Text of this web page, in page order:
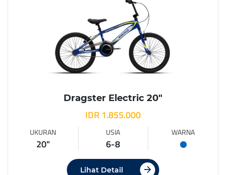
Dragster Electric 20″
IDR 1.855.000
UKURAN
20"
USIA
6-8
WARNA
Lihat Detail